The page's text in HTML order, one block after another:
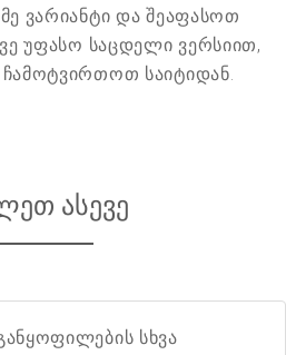
ვარიანტი და შეაფასოთ
უფასო საცდელი ვერსიით,
საიტიდან.
ასევე
სხვა